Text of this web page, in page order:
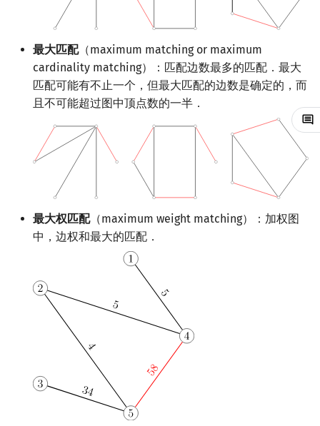
其它 DP 方法
Manacher
回文树
序列自动机
最小表示法
Lyndon 分解
Main–Lorentz 算法
二次剩余
阶 & 原根
离散对数
高次剩余 & 单位根
数论分块
Powerful Number 筛
指数生成函数
抽象代数
概率论
博弈论
数值算法
序理论
杨氏矩阵
拟阵
Berlekamp–Massey 算法
可持久化数据结构
树套树
K-D Tree
动态树
PQ 树
霍夫曼树
最大权最大匹配
最小（权）边覆盖
参考资料
15-puzzle
Kahan 求和
珂朵莉树/颜色段均摊
空间优化简介
最大匹配（maximum matching or maximum
cardinality matching）：匹配边数最多的匹配．最大
匹配可能有不止一个，但最大匹配的边数是确定的，而
且不可能超过图中顶点数的一半．
最大权匹配（maximum weight matching）：加权图
中，边权和最大的匹配．